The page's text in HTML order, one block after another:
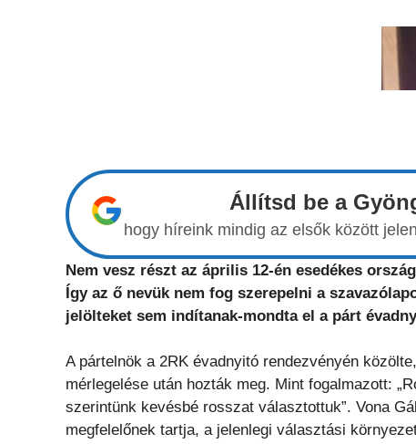
Állítsd be a
hogy híreink mindig az elsők között
Nem vesz részt az április 12-én esedékes
Így az ő nevük nem fog szerepelni a
jelölteket sem indítanak-mondta el a párt
A pártelnök a 2RK évadnyitó rendezvényén
mérlegelése után hozták meg. Mint fogalmazott:
szerintünk kevésbé rosszat választottuk”. Vona
megfelelőnek tartja, a jelenlegi választási